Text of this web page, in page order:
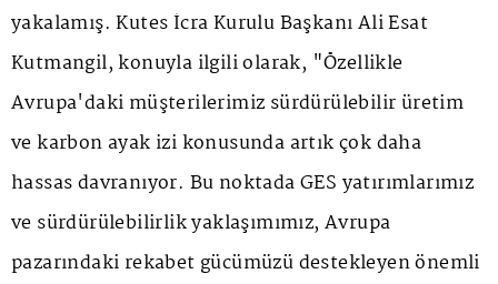
yakalamış. Kutes İcra Kurulu Başkanı Ali Esat
Kutmangil, konuyla ilgili olarak, "Özellikle
Avrupa'daki müşterilerimiz sürdürülebilir üretim
ve karbon ayak izi konusunda artık çok daha
hassas davranıyor. Bu noktada GES yatırımlarımız
ve sürdürülebilirlik yaklaşımımız, Avrupa
pazarındaki rekabet gücümüzü destekleyen önemli